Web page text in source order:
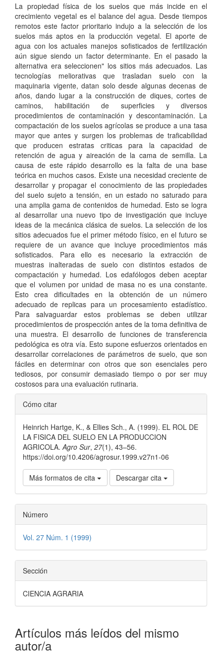
La propiedad física de los suelos que más incide en el
crecimiento vegetal es el balance del agua. Desde tiempos
remotos este factor prioritario indujo a la selección de los
suelos más aptos en la producción vegetal. El aporte de
agua con los actuales manejos sofisticados de fertilización
aún sigue siendo un factor determinante. En el pasado la
alternativa era seleccionen" los sitios más adecuados. Las
tecnologías meliorativas que trasladan suelo con la
maquinaria vigente, datan solo desde algunas decenas de
años, dando lugar a la construcción de diques, cortes de
caminos, habilitación de superficies y diversos
procedimientos de contaminación y descontaminación. La
compactación de los suelos agrícolas se produce a una tasa
mayor que antes y surgen los problemas de traficabilidad
que producen estratas criticas para la capacidad de
retención de agua y aireación de la cama de semilla. La
causa de este rápido desarrollo es la falta de una base
teórica en muchos casos. Existe una necesidad creciente de
desarrollar y propagar el conocimiento de las propiedades
del suelo sujeto a tensión, en un estado no saturado para
una amplia gama de contenidos de humedad. Esto se logra
al desarrollar una nuevo tipo de investigación que incluye
ideas de la mecánica clásica de suelos. La selección de los
sitios adecuados fue el primer método físico, en el futuro se
requiere de un avance que incluye procedimientos más
sofisticados. Para ello es necesario la extracción de
muestras inalteradas de suelo con distintos estados de
compactación y humedad. Los edafólogos deben aceptar
que el volumen por unidad de masa no es una constante.
Esto crea dificultades en la obtención de un número
adecuado de replicas para un procesamiento estadístico.
Para salvaguardar estos problemas se deben utilizar
procedimientos de prospección antes de la toma definitiva de
una muestra. El desarrollo de funciones de transferencia
pedológica es otra vía. Esto supone esfuerzos orientados en
desarrollar correlaciones de parámetros de suelo, que son
fáciles en determinar con otros que son esenciales pero
tediosos, por consumir demasiado tiempo o por ser muy
costosos para una evaluación rutinaria.
Detalles
del
artículo
Cómo citar
Heinrich Hartge, K., & Ellies Sch., A. (1999). EL ROL DE
LA FISICA DEL SUELO EN LA PRODUCCION
AGRICOLA. Agro Sur, 27(1), 43–56.
https://doi.org/10.4206/agrosur.1999.v27n1-06
Más formatos de cita Descargar cita
Número
Vol. 27 Núm. 1 (1999)
Sección
CIENCIA AGRARIA
Artículos más leídos del mismo
autor/a